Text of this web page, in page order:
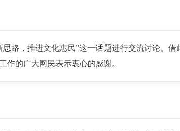
路，推进文化惠民”这一话题进行交流讨论。
作的广大网民表示衷心的感谢。